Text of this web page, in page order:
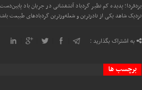
یزدفردا؛ پدیده کم نظیر گردباد آتشفشانی در جریان باد
نزدیک شاهد یکی از نادرترین و شعله‌ورترین گردبادهای طبیعت
به اشتراک بگذارید :
برچسب ها